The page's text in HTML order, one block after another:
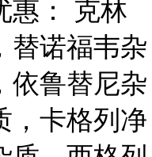
惠： 克林
替诺福韦杂
依鲁替尼杂
，卡格列净